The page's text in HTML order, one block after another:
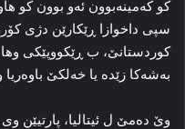
کو که‌مینه‌بوون ئه‌و بوون کو
سپی داخوازا ڕێکارێن دژی
كوردستانێ، ب ڕێکووپێکی
به‌شه‌کا‌ زێده ‌یا خه‌لکێ
وێ ده‌مێ ل ئیتالیا، پارتیێن